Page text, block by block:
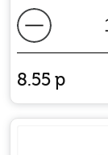
8.55р